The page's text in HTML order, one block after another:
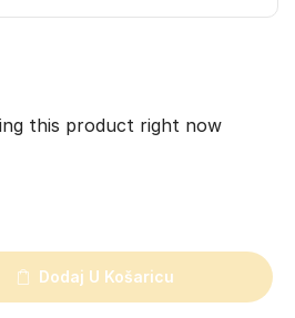
this product right now
Dodaj U Košaricu